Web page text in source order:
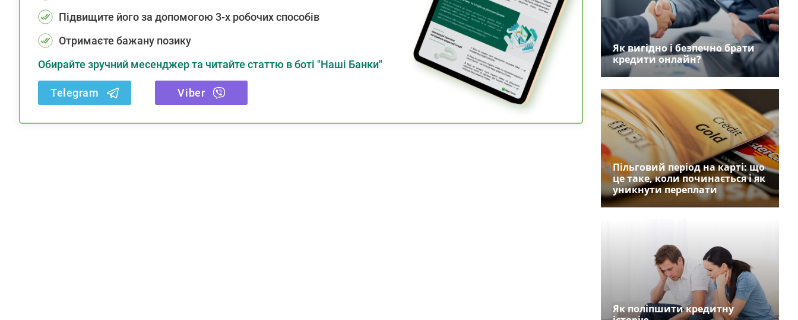
Підвищите його за допомогою 3-х робочих способів
Отримаєте бажану позику
Обирайте зручний месенджер та читайте статтю в боті "Наші Банки"
Telegram Viber
Як вигідно і безпечно брати
кредити онлайн?
Пільговий період на карті: що
це таке, коли починається і як
уникнути переплати
Як поліпшити кредитну